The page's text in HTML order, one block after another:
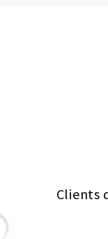
Clients